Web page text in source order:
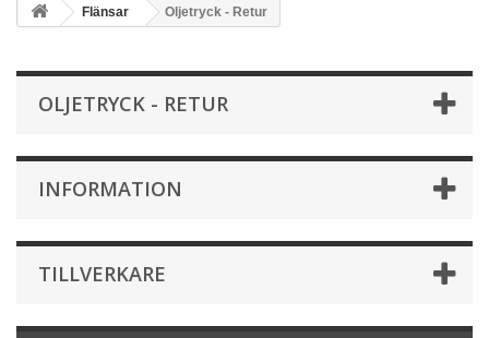
Flänsar Oljetryck - Retur
OLJETRYCK - RETUR
INFORMATION
TILLVERKARE